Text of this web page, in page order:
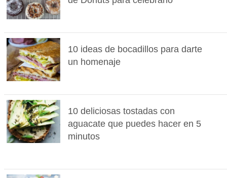
10 ideas de bocadillos para darte
un homenaje
10 deliciosas tostadas con
aguacate que puedes hacer en 5
minutos